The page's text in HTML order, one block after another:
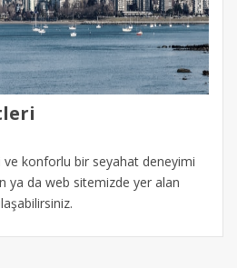
ve konforlu bir seyahat deneyimi
ya da web sitemizde yer alan